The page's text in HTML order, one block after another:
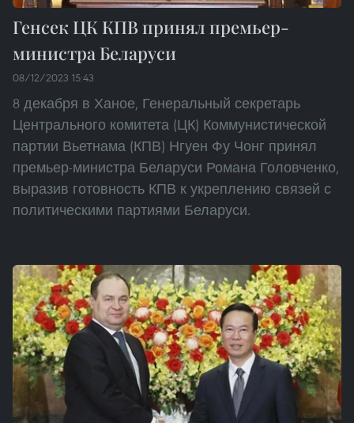
Генсек ЦК КПВ принял премьер-
министра Беларуси
08/12/2023 15:43
8 декабря в Ханое, Генеральный секретарь
Центрального комитета (ЦК) Коммунистической
партии Вьетнама (КПВ) Нгуен Фу Чонг принял
премьер-министра Беларуси Романа Головченко,
выразив готовность КПВ к укреплению связей с
политическими партиями Беларуси.